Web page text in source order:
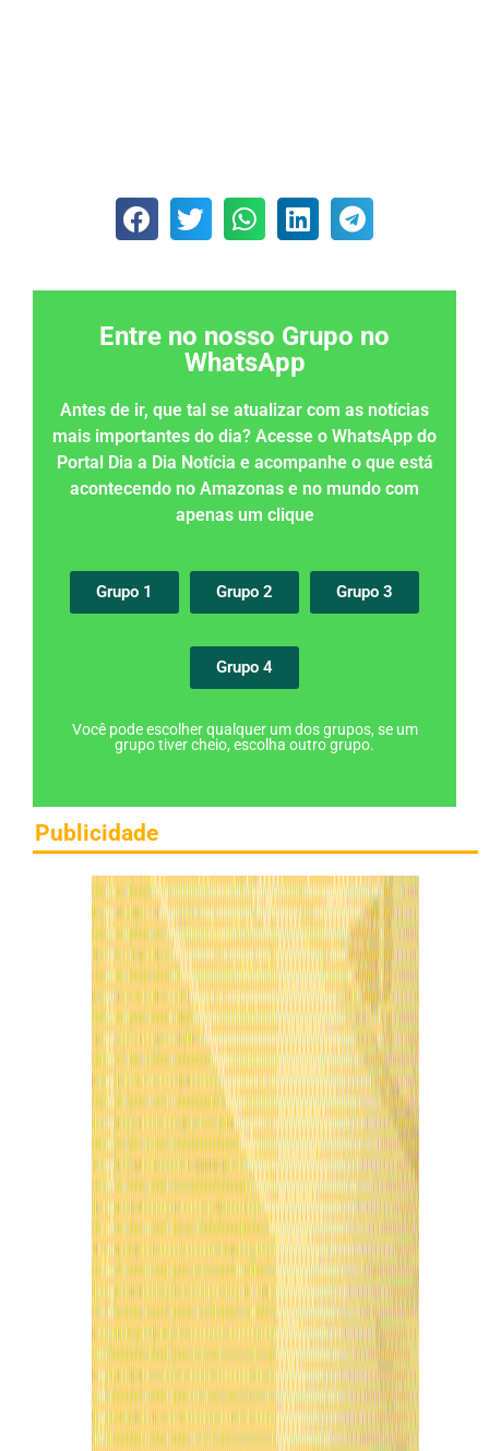
Entre no nosso Grupo no
WhatsApp
Antes de ir, que tal se atualizar com as notícias
mais importantes do dia? Acesse o WhatsApp do
Portal Dia a Dia Notícia e acompanhe o que está
acontecendo no Amazonas e no mundo com
apenas um clique
Grupo 1 Grupo 2 Grupo 3
Grupo 4
Você pode escolher qualquer um dos grupos, se um
grupo tiver cheio, escolha outro grupo.
Publicidade